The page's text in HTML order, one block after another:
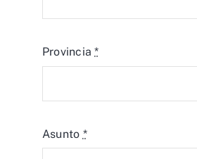
Provincia*
Asunto *